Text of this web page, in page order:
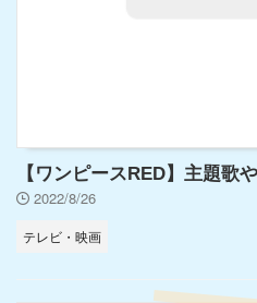
【ワンピースRED】主題歌
2022/8/26
テレビ・映画